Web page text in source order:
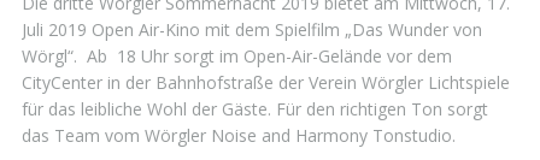
Juli 2019 Open Air-Kino mit dem Spielfilm „Das Wunder von
Wörgl“. Ab 18 Uhr sorgt im Open-Air-Gelände vor dem
CityCenter in der Bahnhofstraße der Verein Wörgler Lichtspiele
für das leibliche Wohl der Gäste. Für den richtigen Ton sorgt
das Team vom Wörgler Noise and Harmony Tonstudio.